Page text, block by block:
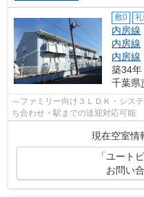
敷0
内房線
内房線
内房線
築34年
千葉県
～ファミリー向け３ＬＤＫ・シ
ち合わせ・駅までの送迎対応可能
現在空室情
「ユート
お問い